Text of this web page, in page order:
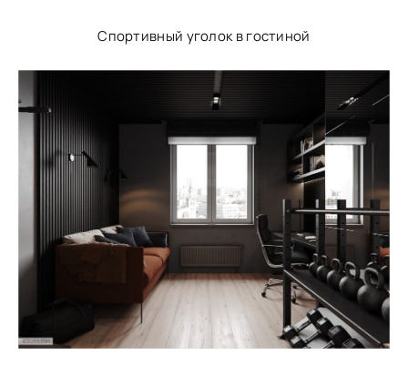
Спортивный уголок в гостиной